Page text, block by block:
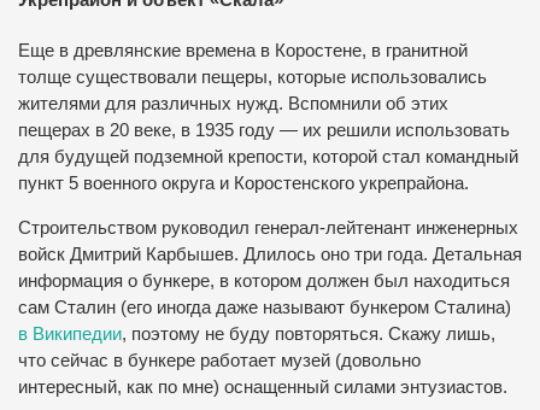
Еще в древлянские времена в Коростене, в гранитной
толще существовали пещеры, которые использовались
жителями для различных нужд. Вспомнили об этих
пещерах в 20 веке, в 1935 году — их решили использовать
для будущей подземной крепости, которой стал командный
пункт 5 военного округа и Коростенского укрепрайона.
Строительством руководил генерал-лейтенант инженерных
войск Дмитрий Карбышев. Длилось оно три года. Детальная
информация о бункере, в котором должен был находиться
сам Сталин (его иногда даже называют бункером Сталина)
в Википедии, поэтому не буду повторяться. Скажу лишь,
что сейчас в бункере работает музей (довольно
интересный, как по мне) оснащенный силами энтузиастов.